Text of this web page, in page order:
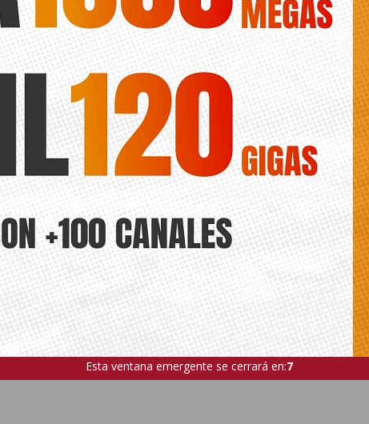
ANTERIOR
Conselleria ejecuta «en tiempo
récord» una acera junto a la CV-95
SIGUIENTE
La JGL da vía libre a la instalación
del aire acondicionado en el
Palacio de la Música
Esta ventana emergente se cerrará en:5